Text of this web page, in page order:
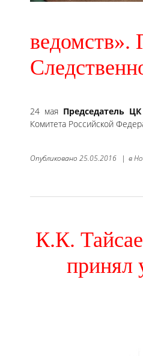
ведомств».
24 мая Председатель
Комитета Российской
Опубликовано 25.05.2016 | в
К.К.
принял